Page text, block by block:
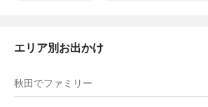
エリア別お出かけ
秋田でファミリー